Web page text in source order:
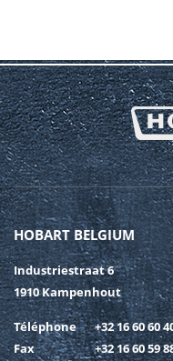
SOUMETTRE
HOBART BELGIUM
Industriestraat 6
1910 Kampenhout
Téléphone
+32 16 60 60
Fax
+32 16 60 59